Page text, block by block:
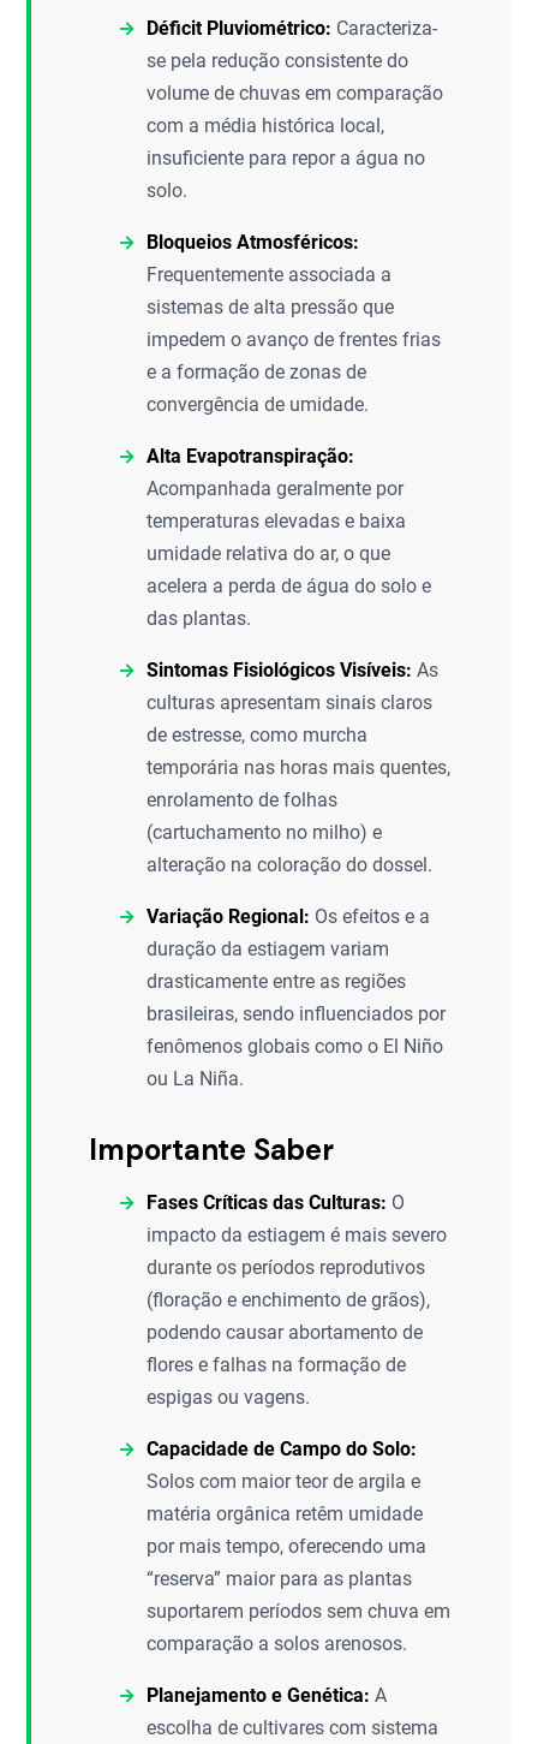
Déficit Pluviométrico: Caracteriza-
se pela redução consistente do
volume de chuvas em comparação
com a média histórica local,
insuficiente para repor a água no
solo.
Bloqueios Atmosféricos:
Frequentemente associada a
sistemas de alta pressão que
impedem o avanço de frentes frias
e a formação de zonas de
convergência de umidade.
Alta Evapotranspiração:
Acompanhada geralmente por
temperaturas elevadas e baixa
umidade relativa do ar, o que
acelera a perda de água do solo e
das plantas.
Sintomas Fisiológicos Visíveis: As
culturas apresentam sinais claros
de estresse, como murcha
temporária nas horas mais quentes,
enrolamento de folhas
(cartuchamento no milho) e
alteração na coloração do dossel.
Variação Regional: Os efeitos e a
duração da estiagem variam
drasticamente entre as regiões
brasileiras, sendo influenciados por
fenômenos globais como o El Niño
ou La Niña.
Importante Saber
Fases Críticas das Culturas: O
impacto da estiagem é mais severo
durante os períodos reprodutivos
(floração e enchimento de grãos),
podendo causar abortamento de
flores e falhas na formação de
espigas ou vagens.
Capacidade de Campo do Solo:
Solos com maior teor de argila e
matéria orgânica retêm umidade
por mais tempo, oferecendo uma
“reserva” maior para as plantas
suportarem períodos sem chuva em
comparação a solos arenosos.
Planejamento e Genética: A
escolha de cultivares com sistema